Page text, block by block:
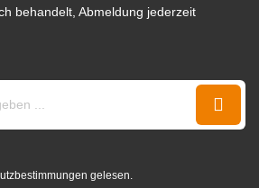
behandelt, Abmeldung jederzeit
gelesen.